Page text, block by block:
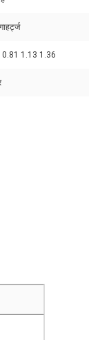
0.81 1.13 1.36